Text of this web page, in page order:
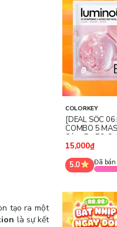
tạo ra một
là sự kết
COLORKEY
[DEAL SỐC
COMBO 5
Sáng Da B3
Brightening &
15,000₫
5.0
Đã